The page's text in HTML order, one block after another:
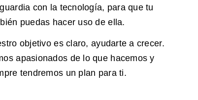
con la tecnología, para que tu
puedas hacer uso de ella.
objetivo es claro, ayudarte a crecer.
apasionados de lo que hacemos y
tendremos un plan para ti.